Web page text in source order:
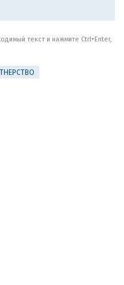
текст и нажмите Ctrl+Enter,